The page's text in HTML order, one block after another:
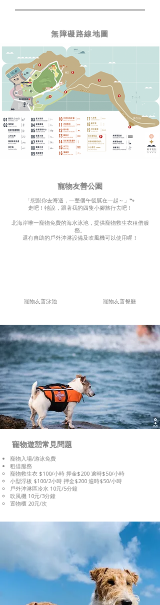
無障礙路線地圖
​寵物友善公園
「想跟你去海邊，一整個午後膩在一起～」🐾
走吧！牠說，跟著我的四隻小腳旅行去吧！
北海岸唯一寵物免費的海水泳池，提供寵物救生衣租借服
務。
還有自助的戶外沖淋設備及吹風機可以使用喔！
寵物友善泳池 寵物友善餐廳
寵物遊憩常見問題
寵物入場/游泳免費
租借服務
寵物救生衣 $100/小時 押金$200 逾時$50/小時
小型浮板 $100/2小時 押金$200 逾時$50/小時
戶外沖淋區冷水 10元/5分鐘
吹風機 10元/3分鐘
置物櫃 20元/次